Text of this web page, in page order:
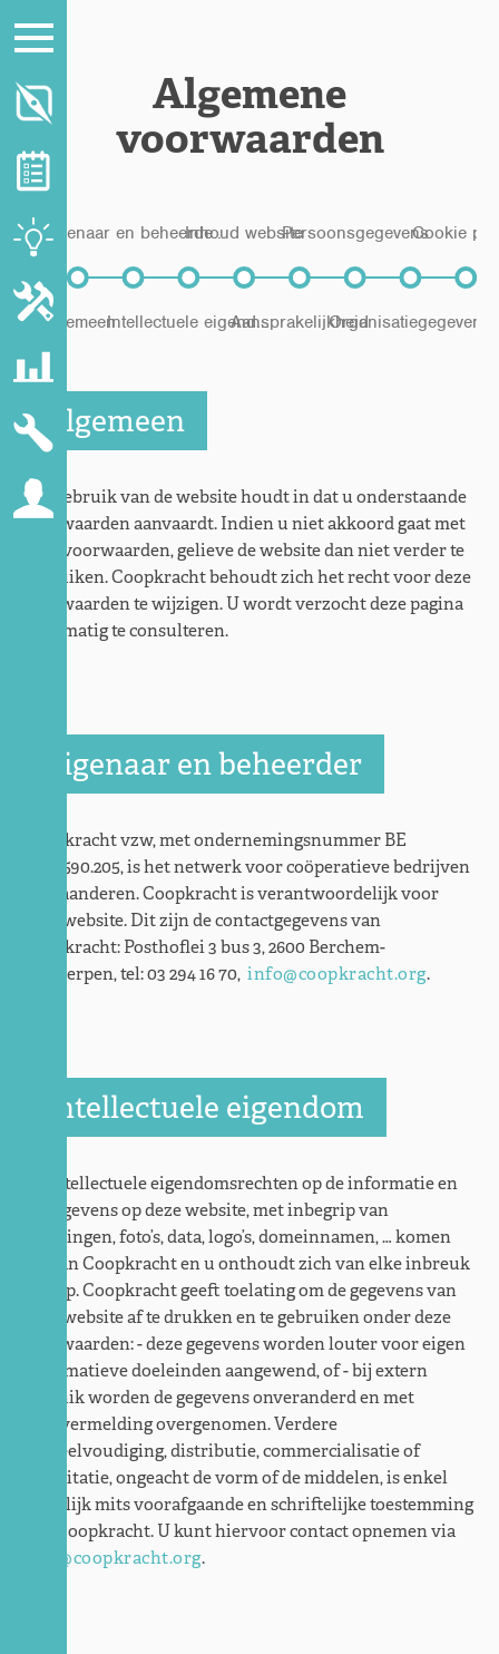
Algemene
voorwaarden
Algemeen
Eigenaar en beheerde...
Intellectuele eigend...
Inhoud website
Aansprakelijkheid
Persoonsgegevens
Organisatiegegevens
Cookie
Algemeen
Het gebruik van de website houdt in dat u onderstaande
voorwaarden aanvaardt. Indien u niet akkoord gaat met
deze voorwaarden, gelieve de website dan niet verder te
gebruiken. Coopkracht behoudt zich het recht voor deze
voorwaarden te wijzigen. U wordt verzocht deze pagina
regelmatig te consulteren.
Eigenaar en beheerder
Coopkracht vzw, met ondernemingsnummer BE
0443.590.205, is het netwerk voor coöperatieve bedrijven
in Vlaanderen. Coopkracht is verantwoordelijk voor
deze website. Dit zijn de contactgegevens van
Coopkracht: Posthoflei 3 bus 3, 2600 Berchem-
Antwerpen, tel: 03 294 16 70, info@coopkracht.org.
Intellectuele eigendom
De intellectuele eigendomsrechten op de informatie en
de gegevens op deze website, met inbegrip van
tekeningen, foto’s, data, logo’s, domeinnamen, … komen
toe aan Coopkracht en u onthoudt zich van elke inbreuk
hierop. Coopkracht geeft toelating om de gegevens van
deze website af te drukken en te gebruiken onder deze
voorwaarden: - deze gegevens worden louter voor eigen
informatieve doeleinden aangewend, of - bij extern
gebruik worden de gegevens onveranderd en met
bronvermelding overgenomen. Verdere
verveelvoudiging, distributie, commercialisatie of
exploitatie, ongeacht de vorm of de middelen, is enkel
mogelijk mits voorafgaande en schriftelijke toestemming
van Coopkracht. U kunt hiervoor contact opnemen via
info@coopkracht.org.